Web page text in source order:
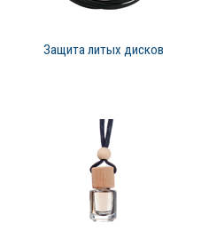
Защита литых дисков